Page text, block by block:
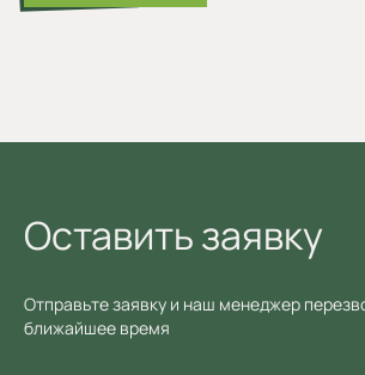
Оставить заявку
Отправьте заявку и наш менеджер
ближайшее время